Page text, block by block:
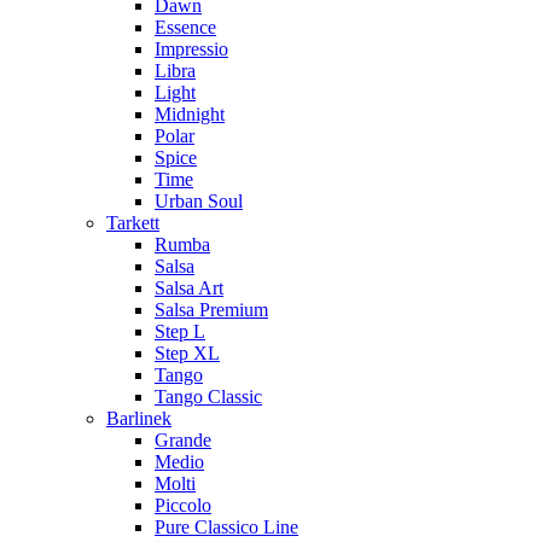
Dawn
Essence
Impressio
Libra
Light
Midnight
Polar
Spice
Time
Urban Soul
Tarkett
Rumba
Salsa
Salsa Art
Salsa Premium
Step L
Step XL
Tango
Tango Classic
Barlinek
Grande
Medio
Molti
Piccolo
Pure Classico Line